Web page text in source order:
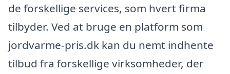
de forskellige services, som hvert firma
tilbyder. Ved at bruge en platform som
jordvarme-pris.dk kan du nemt indhente
tilbud fra forskellige virksomheder, der